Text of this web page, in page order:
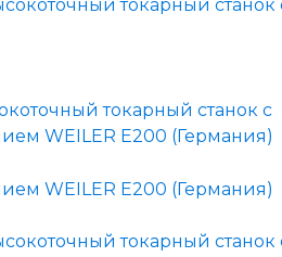
токарный станок с
WEILER E200 (Германия)